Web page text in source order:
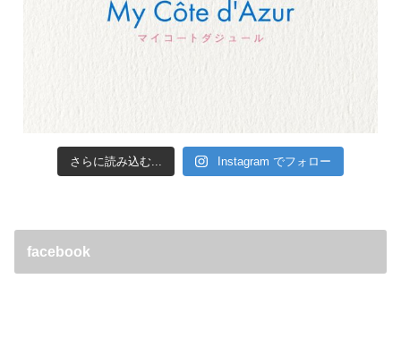
さらに読み込む... Instagram でフォロー
facebook